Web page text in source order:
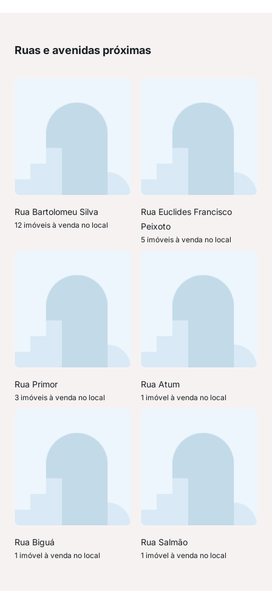
Ruas e avenidas próximas
Rua Bartolomeu Silva
12 imóveis à venda no local
Rua Euclides Francisco
Peixoto
5 imóveis à venda no local
Rua Primor
3 imóveis à venda no local
Rua Atum
1 imóvel à venda no local
Rua Biguá
1 imóvel à venda no local
Rua Salmão
1 imóvel à venda no local